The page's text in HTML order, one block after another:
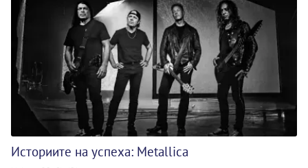
Историите на успеха: Metallica